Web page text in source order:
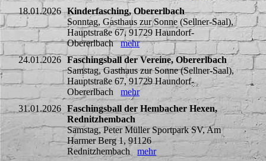
18.01.2026 Kinderfasching, Obererlbach
Sonntag, Gasthaus zur Sonne (Sellner-Saal),
Hauptstraße 67, 91729 Haundorf-
Obererlbachmehr
24.01.2026
Faschingsball der Vereine, Obererlbach
Samstag, Gasthaus zur Sonne (Sellner-Saal),
Hauptstraße 67, 91729 Haundorf-
Obererlbachmehr
31.01.2026
Faschingsball der Hembacher Hexen,
Rednitzhembach
Samstag, Peter Müller Sportpark SV, Am
Harmer Berg 1, 91126
Rednitzhembachmehr